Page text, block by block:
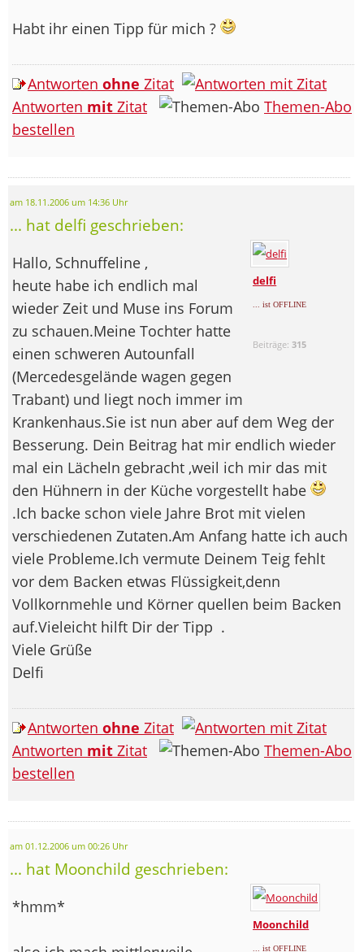
Habt ihr einen Tipp für mich ?
Antworten ohne Zitat
Antworten mit Zitat
Themen-Abo
bestellen
am 18.11.2006 um 14:36 Uhr
... hat delfi geschrieben:
delfi
... ist OFFLINE
Beiträge:315
Hallo, Schnuffeline ,
heute habe ich endlich mal
wieder Zeit und Muse ins Forum
zu schauen.Meine Tochter hatte
einen schweren Autounfall
(Mercedesgelände wagen gegen
Trabant) und liegt noch immer im
Krankenhaus.Sie ist nun aber auf dem Weg der
Besserung. Dein Beitrag hat mir endlich wieder
mal ein Lächeln gebracht ,weil ich mir das mit
den Hühnern in der Küche vorgestellt habe
.Ich backe schon viele Jahre Brot mit vielen
verschiedenen Zutaten.Am Anfang hatte ich auch
viele Probleme.Ich vermute Deinem Teig fehlt
vor dem Backen etwas Flüssigkeit,denn
Vollkornmehle und Körner quellen beim Backen
auf.Vieleicht hilft Dir der Tipp .
Viele Grüße
Delfi
Antworten ohne Zitat
Antworten mit Zitat
Themen-Abo
bestellen
am 01.12.2006 um 00:26 Uhr
... hat Moonchild geschrieben:
Moonchild
... ist OFFLINE
*hmm*